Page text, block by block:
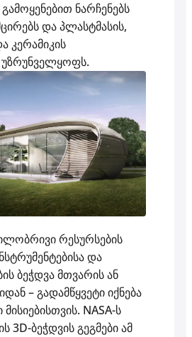
ნარჩენებს
და პლასტმასის,
კერამიკის
უზრუნველყოფს.
რესურსების
და
ბეჭდვა მთვარის ან
– გადამწყვეტი იქნება
NASA-ს
3D-ბეჭდვის გეგმები ამ